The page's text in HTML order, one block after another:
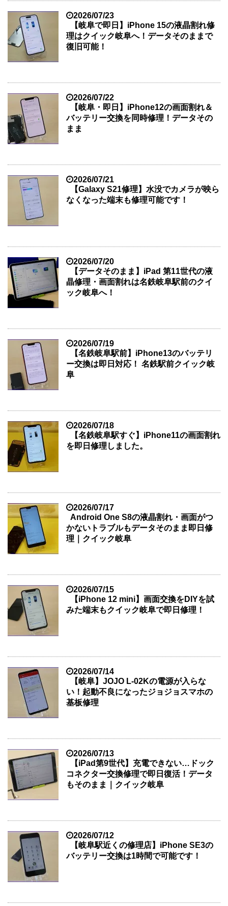
2026/07/23
【岐阜で即日】iPhone 15の液晶割れ修
理はクイック岐阜へ！データそのままで
復旧可能！
2026/07/22
【岐阜・即日】iPhone12の画面割れ＆
バッテリー交換を同時修理！データその
まま
2026/07/21
【Galaxy S21修理】水没でカメラが映ら
なくなった端末も修理可能です！
2026/07/20
【データそのまま】iPad 第11世代の液
晶修理・画面割れは名鉄岐阜駅前のクイ
ック岐阜へ！
2026/07/19
【名鉄岐阜駅前】iPhone13のバッテリ
ー交換は即日対応！ 名鉄駅前クイック岐
阜
2026/07/18
【名鉄岐阜駅すぐ】iPhone11の画面割れ
を即日修理しました。
2026/07/17
Android One S8の液晶割れ・画面がつ
かないトラブルもデータそのまま即日修
理｜クイック岐阜
2026/07/15
【iPhone 12 mini】画面交換をDIYを試
みた端末もクイック岐阜で即日修理！
2026/07/14
【岐阜】JOJO L-02Kの電源が入らな
い！起動不良になったジョジョスマホの
基板修理
2026/07/13
【iPad第9世代】充電できない…ドック
コネクター交換修理で即日復活！データ
もそのまま｜クイック岐阜
2026/07/12
【岐阜駅近くの修理店】iPhone SE3の
バッテリー交換は1時間で可能です！